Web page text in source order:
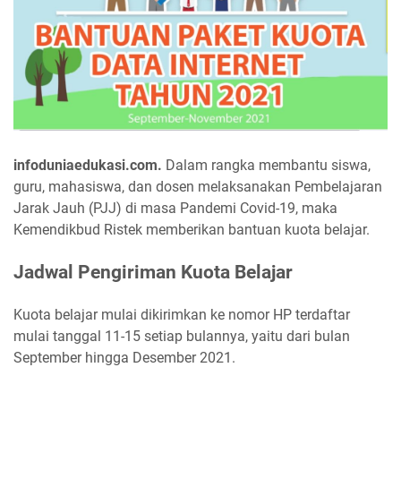
infoduniaedukasi.com. Dalam rangka membantu siswa,
guru, mahasiswa, dan dosen melaksanakan Pembelajaran
Jarak Jauh (PJJ) di masa Pandemi Covid-19, maka
Kemendikbud Ristek memberikan bantuan kuota belajar.
Jadwal Pengiriman Kuota Belajar
Kuota belajar mulai dikirimkan ke nomor HP terdaftar
mulai tanggal 11-15 setiap bulannya, yaitu dari bulan
September hingga Desember 2021.